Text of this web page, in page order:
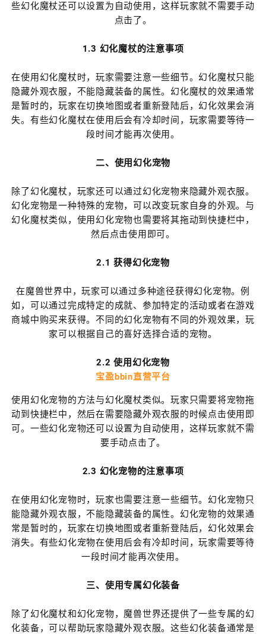
些幻化魔杖还可以设置为自动使用，这样玩家就不需要手动
点击了。
1.3 幻化魔杖的注意事项
在使用幻化魔杖时，玩家需要注意一些细节。幻化魔杖只能
隐藏外观衣服，不能隐藏装备的属性。幻化魔杖的效果通常
是暂时的，玩家在切换地图或者重新登陆后，幻化效果会消
失。有些幻化魔杖在使用后会有冷却时间，玩家需要等待一
段时间才能再次使用。
二、使用幻化宠物
除了幻化魔杖，玩家还可以通过幻化宠物来隐藏外观衣服。
幻化宠物是一种特殊的宠物，可以改变玩家自身的外观。与
幻化魔杖类似，使用幻化宠物也需要将其拖动到快捷栏中，
然后点击使用即可。
2.1 获得幻化宠物
在魔兽世界中，玩家可以通过多种途径获得幻化宠物。例
如，可以通过完成特定的成就、参加特定的活动或者在游戏
商城中购买来获得。不同的幻化宠物有不同的外观效果，玩
家可以根据自己的喜好选择合适的宠物。
2.2 使用幻化宠物
宝盈bbin直营平台
使用幻化宠物的方法与幻化魔杖类似。玩家只需要将宠物拖
动到快捷栏中，然后在需要隐藏外观衣服的时候点击使用即
可。一些幻化宠物还可以设置为自动使用，这样玩家就不需
要手动点击了。
2.3 幻化宠物的注意事项
在使用幻化宠物时，玩家也需要注意一些细节。幻化宠物只
能隐藏外观衣服，不能隐藏装备的属性。幻化宠物的效果通
常是暂时的，玩家在切换地图或者重新登陆后，幻化效果会
消失。有些幻化宠物在使用后会有冷却时间，玩家需要等待
一段时间才能再次使用。
三、使用专属幻化装备
除了幻化魔杖和幻化宠物，魔兽世界还提供了一些专属的幻
化装备，可以帮助玩家隐藏外观衣服。这些幻化装备通常是